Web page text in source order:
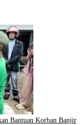
Bantuan Korban Banjir